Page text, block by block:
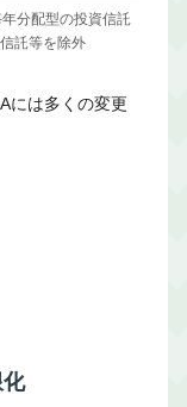
分配型の投資信託
託等を除外
には多くの変更